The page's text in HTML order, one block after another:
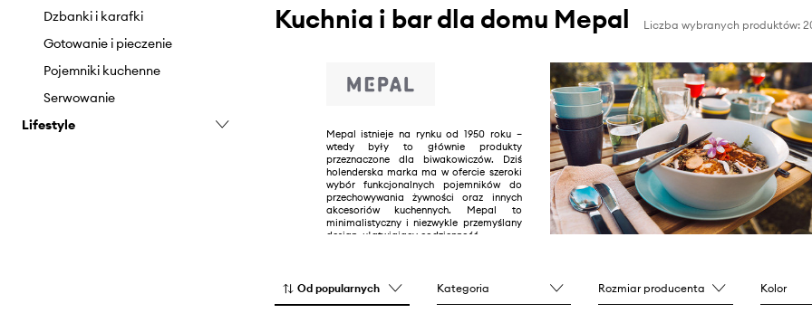
Dzbanki i karafki
Gotowanie i pieczenie
Pojemniki kuchenne
Serwowanie
Lifestyle
Kuchnia i bar dla domu Mepal Liczba wybranych produktów:
Mepal istnieje na rynku od 1950 roku –
wtedy były to głównie produkty
przeznaczone dla biwakowiczów. Dziś
holenderska marka ma w ofercie szeroki
wybór funkcjonalnych pojemników do
przechowywania żywności oraz innych
akcesoriów kuchennych. Mepal to
minimalistyczny i niezwykle przemyślany
design, ułatwiający codzienność.
Od popularnych Kategoria Rozmiar producenta Kolor